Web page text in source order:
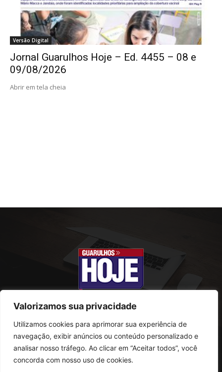
Valorizamos sua privacidade
Utilizamos cookies para aprimorar sua experiência de
navegação, exibir anúncios ou conteúdo personalizado e
analisar nosso tráfego. Ao clicar em “Aceitar todos”, você
concorda com nosso uso de cookies.
Versão Digital
Jornal Guarulhos Hoje – Ed. 4455 – 08 e
09/08/2026
Abrir em tela cheia
SOBRE NÓS
Rua Conselheiro Antonio Prado, 121